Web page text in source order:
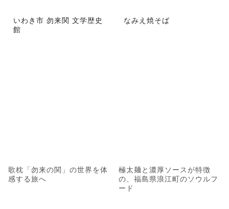
いわき市 勿来関 文学歴史
館
歌枕「勿来の関」の世界を体
感する旅へ
なみえ焼そば
極太麺と濃厚ソースが特徴
の、福島県浪江町のソウルフ
ード